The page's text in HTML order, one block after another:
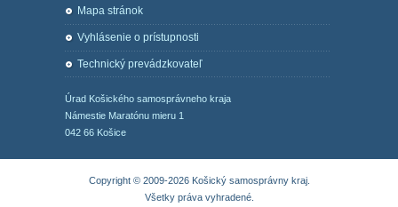
Mapa stránok
Vyhlásenie o prístupnosti
Technický prevádzkovateľ
Úrad Košického samosprávneho kraja
Námestie Maratónu mieru 1
042 66 Košice
Copyright © 2009-2026 Košický samosprávny kraj.
Všetky práva vyhradené.